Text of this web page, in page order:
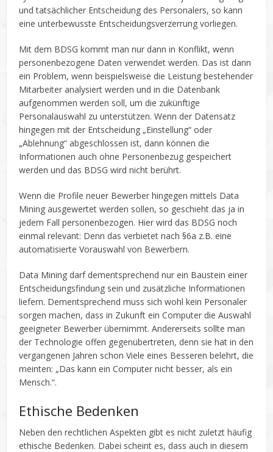
und tatsächlicher Entscheidung des Personalers, so kann
eine unterbewusste Entscheidungsverzerrung vorliegen.
Mit dem BDSG kommt man nur dann in Konflikt, wenn
personenbezogene Daten verwendet werden. Das ist dann
ein Problem, wenn beispielsweise die Leistung bestehender
Mitarbeiter analysiert werden und in die Datenbank
aufgenommen werden soll, um die zukünftige
Personalauswahl zu unterstützen. Wenn der Datensatz
hingegen mit der Entscheidung „Einstellung“ oder
„Ablehnung“ abgeschlossen ist, dann können die
Informationen auch ohne Personenbezug gespeichert
werden und das BDSG wird nicht berührt.
Wenn die Profile neuer Bewerber hingegen mittels Data
Mining ausgewertet werden sollen, so geschieht das ja in
jedem Fall personenbezogen. Hier wird das BDSG noch
einmal relevant: Denn das verbietet nach §6a z.B. eine
automatisierte Vorauswahl von Bewerbern.
Data Mining darf dementsprechend nur ein Baustein einer
Entscheidungsfindung sein und zusätzliche Informationen
liefern. Dementsprechend muss sich wohl kein Personaler
sorgen machen, dass in Zukunft ein Computer die Auswahl
geeigneter Bewerber übernimmt. Andererseits sollte man
der Technologie offen gegenübertreten, denn sie hat in den
vergangenen Jahren schon Viele eines Besseren belehrt, die
meinten: „Das kann ein Computer nicht besser, als ein
Mensch.“.
Ethische Bedenken
Neben den rechtlichen Aspekten gibt es nicht zuletzt häufig
ethische Bedenken. Dabei scheint es, dass auch in diesem